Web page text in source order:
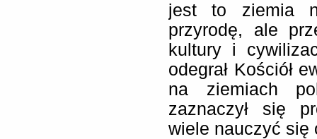
jest to ziemia
przyrodę, ale
kultury i
odegrał Kościół
na ziemiach
zaznaczył się
wiele nauczyć się